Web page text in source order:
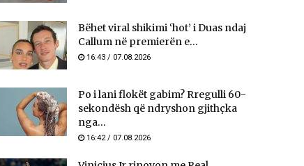
Bëhet viral shikimi ‘hot’ i Duas ndaj
Callum në premierën e...
16:43 / 07.08.2026
Po i lani flokët gabim? Rregulli 60-
sekondësh që ndryshon gjithçka
nga...
16:42 / 07.08.2026